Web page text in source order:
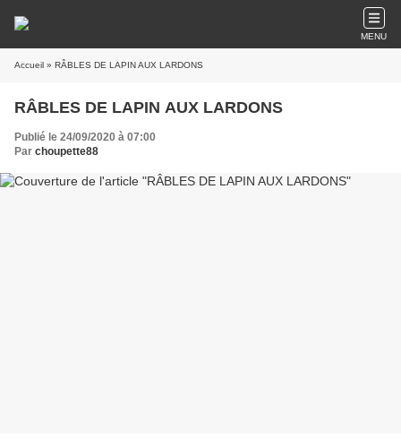
MENU
Accueil » RÂBLES DE LAPIN AUX LARDONS
RÂBLES DE LAPIN AUX LARDONS
Publié le 24/09/2020 à 07:00
Par choupette88